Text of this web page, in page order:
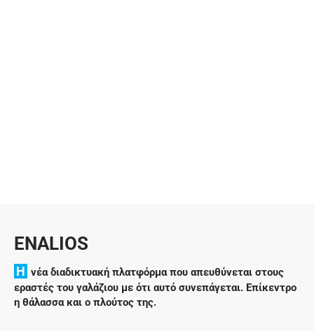
ENALIOS
H νέα διαδικτυακή πλατφόρμα που απευθύνεται στους
εραστές του γαλάζιου με ότι αυτό συνεπάγεται. Επίκεντρο
η θάλασσα και ο πλούτος της.